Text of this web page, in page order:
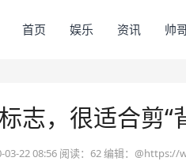
首页 娱乐 资讯 帅
志，很适合剪“
03-22 08:56 阅读： 62编辑： @https://